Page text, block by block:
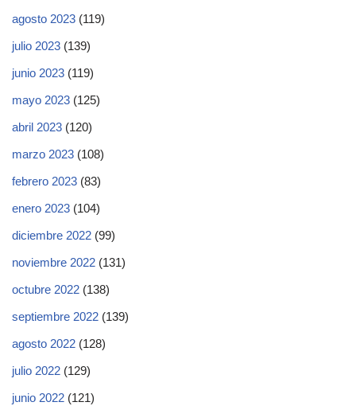
agosto 2023 (119)
julio 2023 (139)
junio 2023 (119)
mayo 2023 (125)
abril 2023 (120)
marzo 2023 (108)
febrero 2023 (83)
enero 2023 (104)
diciembre 2022 (99)
noviembre 2022 (131)
octubre 2022 (138)
septiembre 2022 (139)
agosto 2022 (128)
julio 2022 (129)
junio 2022 (121)